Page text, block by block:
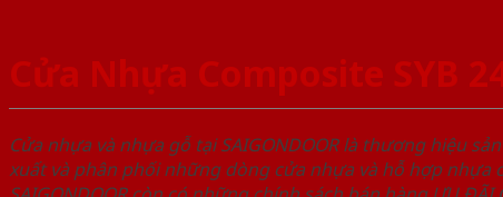
Cửa Nhựa Composite SYB
Cửa nhựa và nhựa gỗ tại SAIGONDOOR là thương hiệu
xuất và phân phối những dòng cửa nhựa và hỗ hợp nhựa